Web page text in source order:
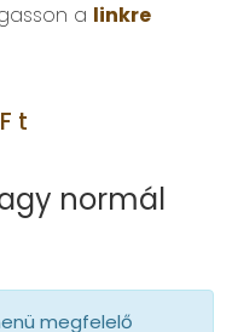
a linkre
Ft
normál
megfelelő